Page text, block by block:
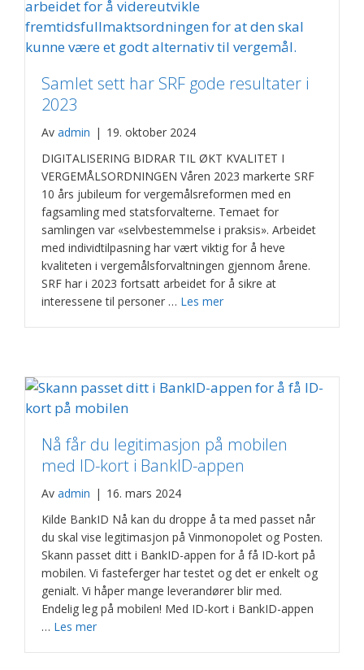
Samlet sett har SRF gode resultater i
2023
Av admin | 19. oktober 2024
DIGITALISERING BIDRAR TIL ØKT KVALITET I
VERGEMÅLSORDNINGEN Våren 2023 markerte SRF
10 års jubileum for vergemålsreformen med en
fagsamling med statsforvalterne. Temaet for
samlingen var «selvbestemmelse i praksis». Arbeidet
med individtilpasning har vært viktig for å heve
kvaliteten i vergemålsforvaltningen gjennom årene.
SRF har i 2023 fortsatt arbeidet for å sikre at
interessene til personer … Les mer
Nå får du legitimasjon på mobilen
med ID-kort i BankID-appen
Av admin | 16. mars 2024
Kilde BankID Nå kan du droppe å ta med passet når
du skal vise legitimasjon på Vinmonopolet og Posten.
Skann passet ditt i BankID-appen for å få ID-kort på
mobilen. Vi fasteferger har testet og det er enkelt og
genialt. Vi håper mange leverandører blir med.
Endelig leg på mobilen! Med ID-kort i BankID-appen
… Les mer